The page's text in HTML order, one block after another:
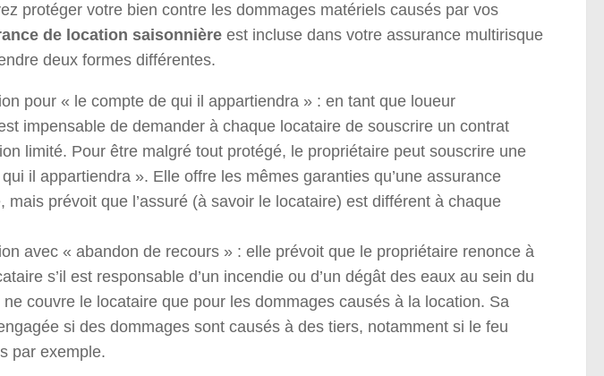
protéger votre bien contre les dommages matériels causés par vos
de location saisonnière est incluse dans votre assurance multirisque
deux formes différentes.
pour « le compte de qui il appartiendra » : en tant que loueur
impensable de demander à chaque locataire de souscrire un contrat
limité. Pour être malgré tout protégé, le propriétaire peut souscrire une
il appartiendra ». Elle offre les mêmes garanties qu’une assurance
mais prévoit que l’assuré (à savoir le locataire) est différent à chaque
avec « abandon de recours » : elle prévoit que le propriétaire renonce à
s’il est responsable d’un incendie ou d’un dégât des eaux au sein du
couvre le locataire que pour les dommages causés à la location. Sa
si des dommages sont causés à des tiers, notamment si le feu
par exemple.